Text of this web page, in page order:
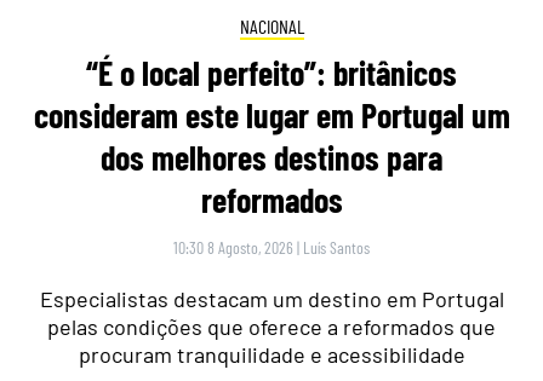
NACIONAL
“É o local perfeito”: britânicos
consideram este lugar em Portugal um
dos melhores destinos para
reformados
10:30 8 Agosto, 2026 | Luís Santos
Especialistas destacam um destino em Portugal
pelas condições que oferece a reformados que
procuram tranquilidade e acessibilidade